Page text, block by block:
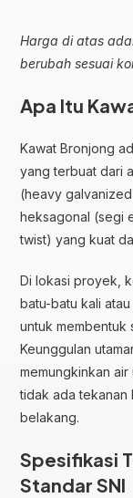
Harga di atas
berubah sesuai
Apa Itu
Kawat Bronjong
yang terbuat dari
(heavy
heksagonal (segi
twist) yang kuat
Di lokasi proyek,
batu-batu kali
untuk membentuk
Keunggulan
memungkinkan
tidak ada tekanan
belakang.
Spesifikasi
Standar SNI